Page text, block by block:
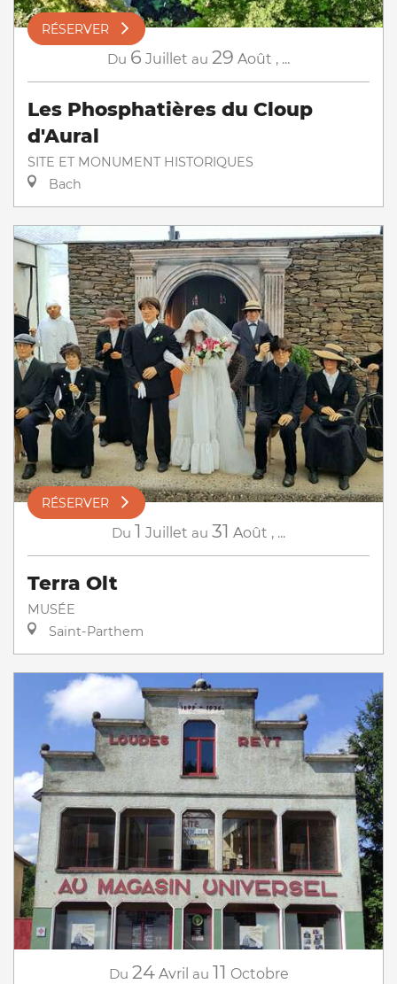
RÉSERVER
Du 6 Juillet au 29 Août , ...
Les Phosphatières du Cloup
d'Aural
SITE ET MONUMENT HISTORIQUES
Bach
RÉSERVER
Du 1 Juillet au 31 Août , ...
Terra Olt
MUSÉE
Saint-Parthem
Du 24 Avril au 11 Octobre